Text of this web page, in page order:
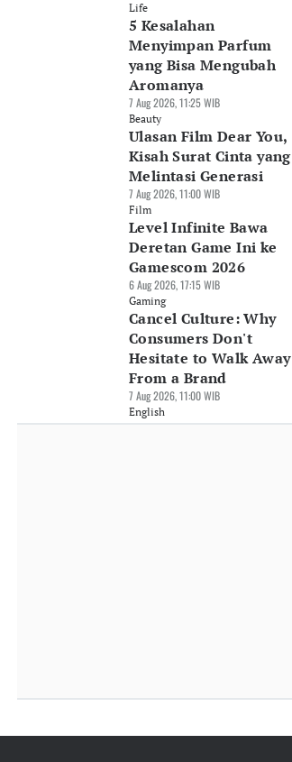
Life
5 Kesalahan
Menyimpan Parfum
yang Bisa Mengubah
Aromanya
7 Aug 2026, 11:25 WIB
Beauty
Ulasan Film Dear You,
Kisah Surat Cinta yang
Melintasi Generasi
7 Aug 2026, 11:00 WIB
Film
Level Infinite Bawa
Deretan Game Ini ke
Gamescom 2026
6 Aug 2026, 17:15 WIB
Gaming
Cancel Culture: Why
Consumers Don't
Hesitate to Walk Away
From a Brand
7 Aug 2026, 11:00 WIB
English